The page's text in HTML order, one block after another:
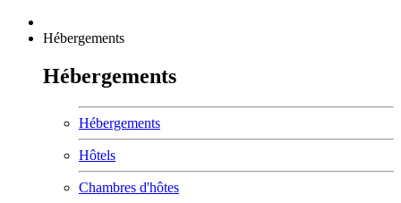
Hébergements
Hébergements
Hébergements
Hôtels
Chambres d'hôtes